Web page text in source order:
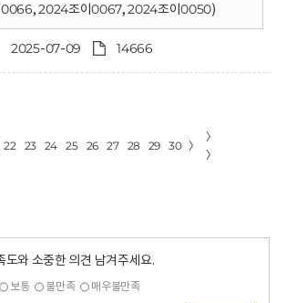
2024조이0067, 2024조이0050)
2025-07-09 14666
22 23 24 25 26 27 28 29 30 〉
〉
〉
도와 소중한 의견 남겨주세요.
보통 불만족 매우불만족